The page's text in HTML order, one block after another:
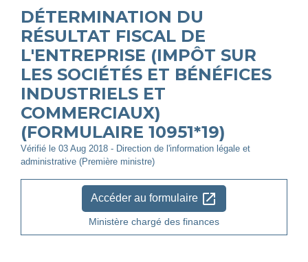
DÉTERMINATION DU
RÉSULTAT FISCAL DE
L'ENTREPRISE (IMPÔT SUR
LES SOCIÉTÉS ET BÉNÉFICES
INDUSTRIELS ET
COMMERCIAUX)
(FORMULAIRE 10951*19)
Vérifié le 03 Aug 2018 - Direction de l'information légale et
administrative (Première ministre)
Accéder au formulaire open_in_new
Ministère chargé des finances